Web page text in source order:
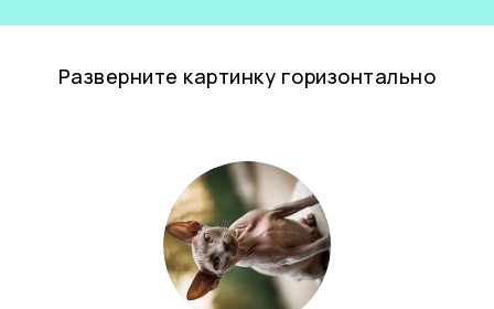
Разверните картинку горизонтально